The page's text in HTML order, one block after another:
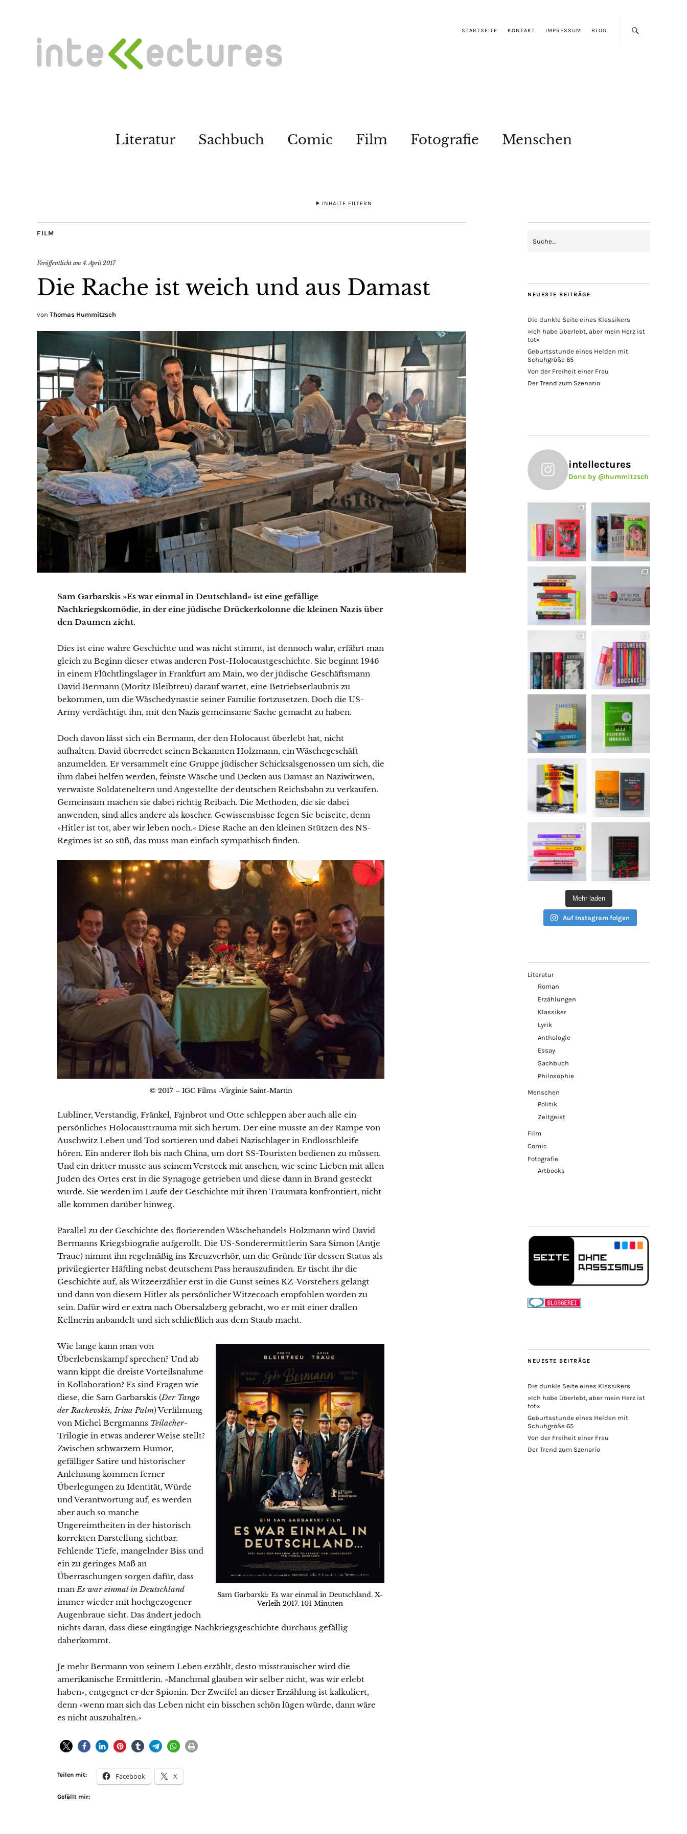
STARTSEITE KONTAKT IMPRESSUM BLOG
Literatur Sachbuch Comic Film Fotografie Menschen
INHALTE FILTERN
FILM
Veröffentlicht am 4. April 2017
Die Rache ist weich und aus Damast
von Thomas Hummitzsch
Sam Garbarskis »Es war einmal in Deutschland« ist eine gefällige
Nachkriegskomödie, in der eine jüdische Drückerkolonne die kleinen Nazis über
den Daumen zieht.
Dies ist eine wahre Geschichte und was nicht stimmt, ist dennoch wahr, erfährt man
gleich zu Beginn dieser etwas anderen Post-Holocaustgeschichte. Sie beginnt 1946
in einem Flüchtlingslager in Frankfurt am Main, wo der jüdische Geschäftsmann
David Bermann (Moritz Bleibtreu) darauf wartet, eine Betriebserlaubnis zu
bekommen, um die Wäschedynastie seiner Familie fortzusetzen. Doch die US-
Army verdächtigt ihn, mit den Nazis gemeinsame Sache gemacht zu haben.
Doch davon lässt sich ein Bermann, der den Holocaust überlebt hat, nicht
aufhalten. David überredet seinen Bekannten Holzmann, ein Wäschegeschäft
anzumelden. Er versammelt eine Gruppe jüdischer Schicksalsgenossen um sich, die
ihm dabei helfen werden, feinste Wäsche und Decken aus Damast an Naziwitwen,
verwaiste Soldateneltern und Angestellte der deutschen Reichsbahn zu verkaufen.
Gemeinsam machen sie dabei richtig Reibach. Die Methoden, die sie dabei
anwenden, sind alles andere als koscher. Gewissensbisse fegen Sie beiseite, denn
»Hitler ist tot, aber wir leben noch.« Diese Rache an den kleinen Stützen des NS-
Regimes ist so süß, das muss man einfach sympathisch finden.
© 2017 – IGC Films -Virginie Saint-Martin
Lubliner, Verstandig, Fränkel, Fajnbrot und Otte schleppen aber auch alle ein
persönliches Holocausttrauma mit sich herum. Der eine musste an der Rampe von
Auschwitz Leben und Tod sortieren und dabei Nazischlager in Endlosschleife
hören. Ein anderer floh bis nach China, um dort SS-Touristen bedienen zu müssen.
Und ein dritter musste aus seinem Versteck mit ansehen, wie seine Lieben mit allen
Juden des Ortes erst in die Synagoge getrieben und diese dann in Brand gesteckt
wurde. Sie werden im Laufe der Geschichte mit ihren Traumata konfrontiert, nicht
alle kommen darüber hinweg.
Parallel zu der Geschichte des florierenden Wäschehandels Holzmann wird David
Bermanns Kriegsbiografie aufgerollt. Die US-Sonderermittlerin Sara Simon (Antje
Traue) nimmt ihn regelmäßig ins Kreuzverhör, um die Gründe für dessen Status als
privilegierter Häftling nebst deutschem Pass herauszufinden. Er tischt ihr die
Geschichte auf, als Witzeerzähler erst in die Gunst seines KZ-Vorstehers gelangt
und dann von diesem Hitler als persönlicher Witzecoach empfohlen worden zu
sein. Dafür wird er extra nach Obersalzberg gebracht, wo er mit einer drallen
Kellnerin anbandelt und sich schließlich aus dem Staub macht.
Sam Garbarski: Es war einmal in Deutschland. X-
Verleih 2017. 101 Minuten
Wie lange kann man von
Überlebenskampf sprechen? Und ab
wann kippt die dreiste Vorteilsnahme
in Kollaboration? Es sind Fragen wie
diese, die Sam Garbarskis (Der Tango
der Rachevskis, Irina Palm) Verfilmung
von Michel Bergmanns Teilacher-
Trilogie in etwas anderer Weise stellt?
Zwischen schwarzem Humor,
gefälliger Satire und historischer
Anlehnung kommen ferner
Überlegungen zu Identität, Würde
und Verantwortung auf, es werden
aber auch so manche
Ungereimtheiten in der historisch
korrekten Darstellung sichtbar.
Fehlende Tiefe, mangelnder Biss und
ein zu geringes Maß an
Überraschungen sorgen dafür, dass
manEs war einmal in Deutschland
immer wieder mit hochgezogener
Augenbraue sieht. Das ändert jedoch
nichts daran, dass diese eingängige Nachkriegsgeschichte durchaus gefällig
daherkommt.
Je mehr Bermann von seinem Leben erzählt, desto misstrauischer wird die
amerikanische Ermittlerin. »Manchmal glauben wir selber nicht, was wir erlebt
haben«, entgegnet er der Spionin. Der Zweifel an dieser Erzählung ist kalkuliert,
denn »wenn man sich das Leben nicht ein bisschen schön lügen würde, dann wäre
es nicht auszuhalten.«
Teilen mit: Facebook X
Gefällt mir:
NEUESTE BEITRÄGE
Die dunkle Seite eines Klassikers
»Ich habe überlebt, aber mein Herz ist
tot«
Geburtsstunde eines Helden mit
Schuhgröße 65
Von der Freiheit einer Frau
Der Trend zum Szenario
intellectures
Done by @hummitzsch
Mehr laden
Auf Instagram folgen
Literatur
Roman
Erzählungen
Klassiker
Lyrik
Anthologie
Essay
Sachbuch
Philosophie
Menschen
Politik
Zeitgeist
Film
Comic
Fotografie
Artbooks
NEUESTE BEITRÄGE
Die dunkle Seite eines Klassikers
»Ich habe überlebt, aber mein Herz ist
tot«
Geburtsstunde eines Helden mit
Schuhgröße 65
Von der Freiheit einer Frau
Der Trend zum Szenario